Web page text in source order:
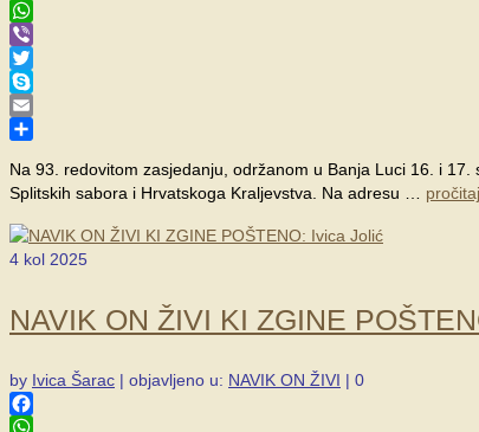
Facebook
WhatsApp
Viber
Twitter
Skype
Email
Na 93. redovitom zasjedanju, održanom u Banja Luci 16. i
Splitskih sabora i Hrvatskoga Kraljevstva. Na adresu …
4 kol 2025
NAVIK ON ŽIVI KI ZGINE
by Ivica Šarac | objavljeno u: NAVIK ON ŽIVI | 0
Facebook